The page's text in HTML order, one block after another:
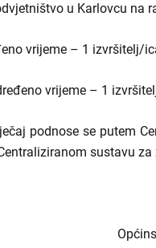
u Karlovcu na
vrijeme – 1 izvršitelj/
vrijeme – 1
podnose se putem
sustavu za